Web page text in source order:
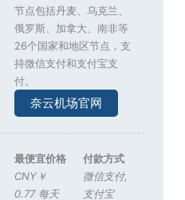
节点包括丹麦、乌克兰、
俄罗斯、加拿大、南非等
26个国家和地区节点，支
持微信支付和支付宝支
付。
奈云机场官网
最便宜价格
CNY￥
0.77 每天
付款方式
微信支付,
支付宝